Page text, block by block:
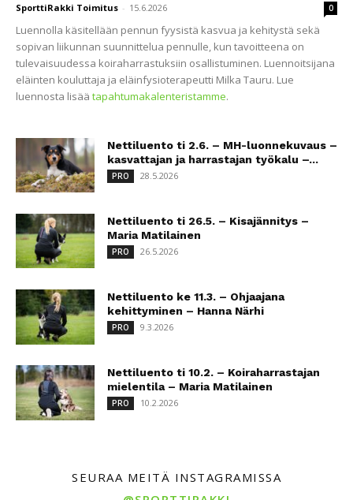
SporttiRakki Toimitus - 15.6.2026 0
Luennolla käsitellään pennun fyysistä kasvua ja kehitystä sekä
sopivan liikunnan suunnittelua pennulle, kun tavoitteena on
tulevaisuudessa koiraharrastuksiin osallistuminen. Luennoitsijana
eläinten kouluttaja ja eläinfysioterapeutti Milka Tauru. Lue
luennosta lisää tapahtumakalenteristamme.
Nettiluento ti 2.6. – MH-luonnekuvaus –
kasvattajan ja harrastajan työkalu –...
PRO 28.5.2026
Nettiluento ti 26.5. – Kisajännitys –
Maria Matilainen
PRO 26.5.2026
Nettiluento ke 11.3. – Ohjaajana
kehittyminen – Hanna Närhi
PRO 9.3.2026
Nettiluento ti 10.2. – Koiraharrastajan
mielentila – Maria Matilainen
PRO 10.2.2026
SEURAA MEITÄ INSTAGRAMISSA